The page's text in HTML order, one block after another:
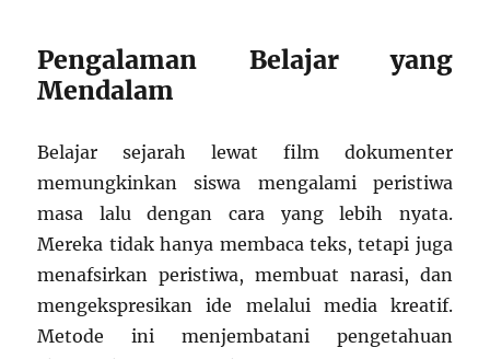
Pengalaman Belajar yang
Mendalam
Belajar sejarah lewat film dokumenter
memungkinkan siswa mengalami peristiwa
masa lalu dengan cara yang lebih nyata.
Mereka tidak hanya membaca teks, tetapi juga
menafsirkan peristiwa, membuat narasi, dan
mengekspresikan ide melalui media kreatif.
Metode ini menjembatani pengetahuan